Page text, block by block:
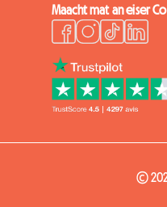
Maacht mat an eiser
©